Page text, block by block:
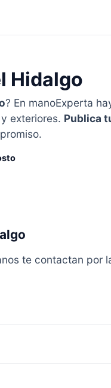
Hidalgo
? En manoExperta
exteriores. Publica
te contactan por